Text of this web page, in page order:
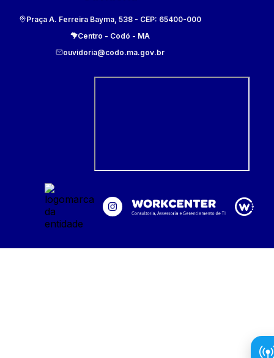
Praça A. Ferreira Bayma, 538 - CEP: 65400-000
Centro - Codó - MA
ouvidoria@codo.ma.gov.br